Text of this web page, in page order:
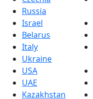
Russia
Israel
Belarus
Italy
Ukraine
USA
UAE
Kazakhstan